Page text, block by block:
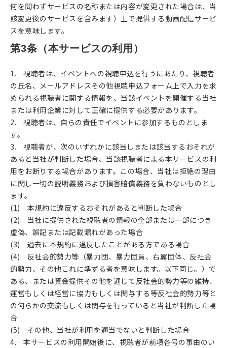
何を問わずサービスの名称または内容が変更された場合は、当
該変更後のサービスを含みます）上で提供する動画配信サービ
スを意味します。
第3条（本サービスの利用）
1. 視聴者は、イベントへの視聴申込を行うにあたり、視聴者
の氏名、メールアドレスその他視聴申込フォーム上で入力を求
められる視聴者に関する情報を、当該イベントを開催する当社
または利用企業に対して正確に提供する必要があります。
2. 視聴者は、自らの責任でイベントに参加するものとしま
す。
3. 視聴者が、次のいずれかに該当しまたは該当するおそれが
あると当社が判断した場合、当該視聴者による本サービスの利
用をお断りする場合があります。この場合、当社は拒絶の理由
に関し一切の説明義務および損害賠償義務を負わないものとし
ます。
(1) 本規約に違反するおそれがあると判断した場合
(2) 当社に提供された視聴者の情報の全部または一部につき
虚偽、誤記または記載漏れがあった場合
(3) 過去に本規約に違反したことがある方である場合
(4) 反社会的勢力等（暴力団、暴力団員、右翼団体、反社会
的勢力、その他これに準ずる者を意味します。以下同じ。）で
ある、または資金提供その他を通じて反社会的勢力等の維持、
運営もしくは経営に協力もしくは関与する等反社会的勢力等と
の何らかの交流もしくは関与を行っていると当社が判断した場
合
(5) その他、当社が利用を適当でないと判断した場合
4. 本サービスの利用開始後に、視聴者が前項各号の事由のい